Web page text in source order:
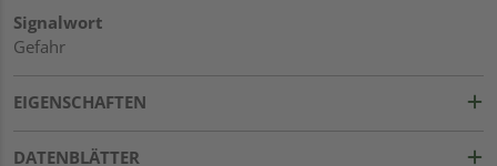
Signalwort
Gefahr
EIGENSCHAFTEN
DATENBLÄTTER